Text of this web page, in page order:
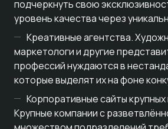
подчеркнуть свою
уровень качества через
Креативные агентства.
маркетологи и другие
профессий нуждаются в
которые выделят их на фоне
Корпоративные сайты
Крупные компании с